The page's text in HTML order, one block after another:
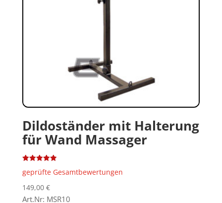
Dildoständer mit Halterung
für Wand Massager
mit
von 5
geprüfte Gesamtbewertungen
149,00 €
Art.Nr: MSR10